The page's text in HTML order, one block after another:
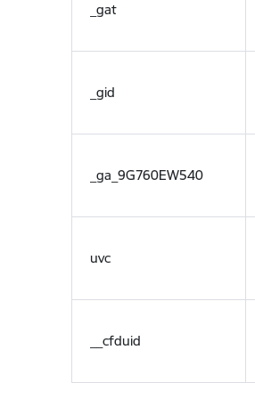
_gat
_gid
_ga_9G760EW540
uvc
__cfduid